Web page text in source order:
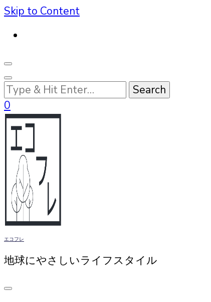
Skip to Content
Looking
for
Something?
0
エコフレ
地球にやさしいライフスタイル